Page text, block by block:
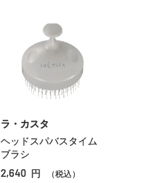
ラ・カスタ
ヘッドスパバスタイム
ブラシ
2,640 円 （税込）